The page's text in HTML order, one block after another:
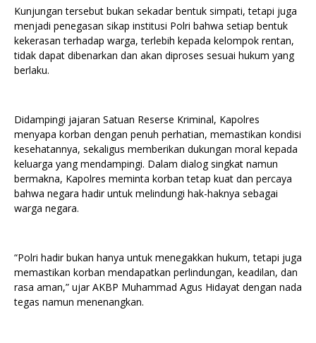
Kunjungan tersebut bukan sekadar bentuk simpati, tetapi juga
menjadi penegasan sikap institusi Polri bahwa setiap bentuk
kekerasan terhadap warga, terlebih kepada kelompok rentan,
tidak dapat dibenarkan dan akan diproses sesuai hukum yang
berlaku.
Didampingi jajaran Satuan Reserse Kriminal, Kapolres
menyapa korban dengan penuh perhatian, memastikan kondisi
kesehatannya, sekaligus memberikan dukungan moral kepada
keluarga yang mendampingi. Dalam dialog singkat namun
bermakna, Kapolres meminta korban tetap kuat dan percaya
bahwa negara hadir untuk melindungi hak-haknya sebagai
warga negara.
“Polri hadir bukan hanya untuk menegakkan hukum, tetapi juga
memastikan korban mendapatkan perlindungan, keadilan, dan
rasa aman,” ujar AKBP Muhammad Agus Hidayat dengan nada
tegas namun menenangkan.